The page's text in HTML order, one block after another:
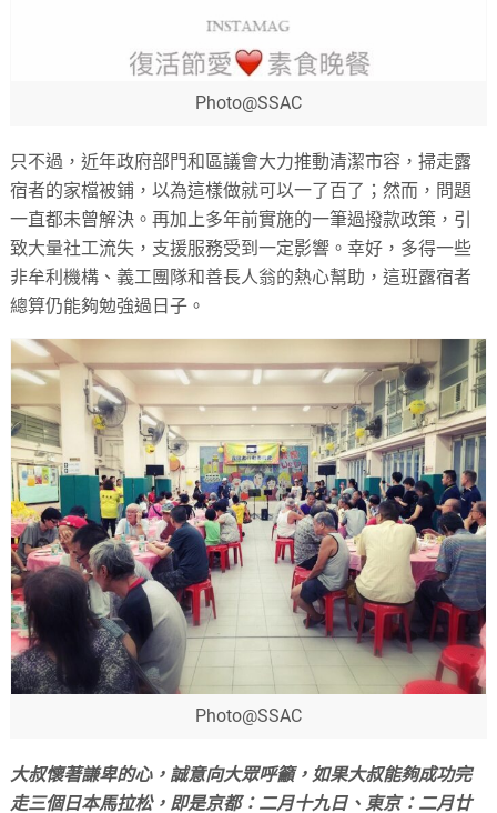
Photo@SSAC
只不過，近年政府部門和區議會大力推動清潔市容，掃走露
宿者的家檔被鋪，以為這樣做就可以一了百了；然而，問題
一直都未曾解決。再加上多年前實施的一筆過撥款政策，引
致大量社工流失，支援服務受到一定影響。幸好，多得一些
非牟利機構、義工團隊和善長人翁的熱心幫助，這班露宿者
總算仍能夠勉強過日子。
Photo@SSAC
大叔懷著謙卑的心，誠意向大眾呼籲，如果大叔能夠成功完
走三個日本馬拉松，即是京都：二月十九日、東京：二月廿